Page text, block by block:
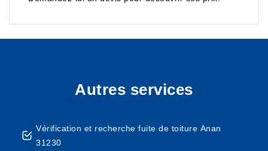
Autres services
Vérification et recherche fuite de toiture Anan
31230